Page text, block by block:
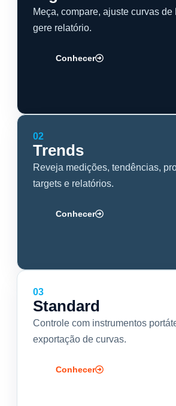
Meça, compare, ajuste curvas
gere relatório.
Conhecer
02
Trends
Reveja medições, tendências,
targets e relatórios.
Conhecer
03
Standard
Controle com instrumentos
exportação de curvas.
Conhecer